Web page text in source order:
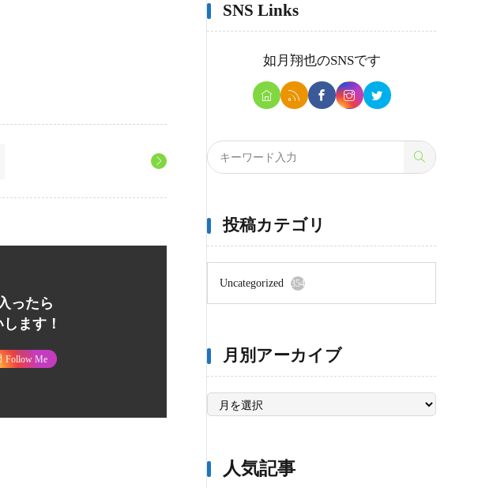
ったら
ます！
Follow Me
SNS Links
如月翔也のSNSです
投稿カテゴリ
Uncategorized 354
月別アーカイブ
月
ア
ブ
人気記事